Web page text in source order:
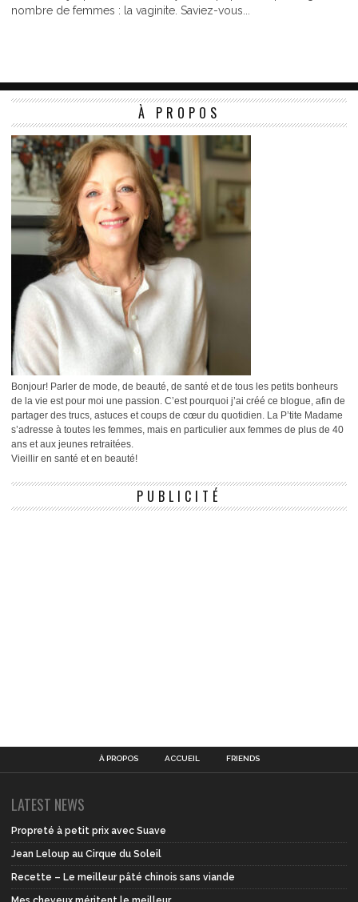
nombre de femmes : la vaginite. Saviez-vous...
À PROPOS
Bonjour! Parler de mode, de beauté, de santé et de tous les petits bonheurs
de la vie est pour moi une passion. C’est pourquoi j’ai créé ce blogue, afin de
partager des trucs, astuces et coups de cœur du quotidien. La P’tite Madame
s’adresse à toutes les femmes, mais en particulier aux femmes de plus de 40
ans et aux jeunes retraitées.
Vieillir en santé et en beauté!
PUBLICITÉ
À PROPOS ACCUEIL FRIENDS
LATEST NEWS
Propreté à petit prix avec Suave
Jean Leloup au Cirque du Soleil
Recette – Le meilleur pâté chinois sans viande